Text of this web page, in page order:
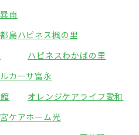
南
島ハピネス楓の里
ハピネスわかばの里
カーサ富永
オレンジケアライフ愛和
ケアホーム光